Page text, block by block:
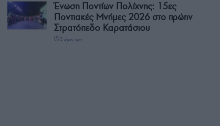
Ένωση Ποντίων Πολίχνης: 15ες
Ποντιακές Μνήμες 2026 στο πρώην
Στρατόπεδο Καρατάσιου
3 ώρες πριν